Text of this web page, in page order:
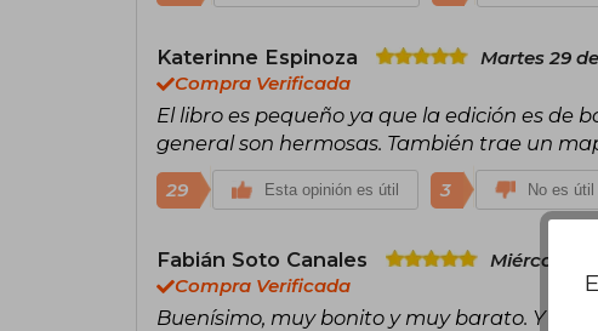
Katerinne Espinoza
Martes 29
Compra Verificada
El libro es pequeño ya que la edición es de
general son hermosas. También trae un
29 Esta opinión es útil 3 No es útil
Fabián Soto Canales
Miércoles
Compra Verificada
Buenísimo, muy bonito y muy barato. Y la